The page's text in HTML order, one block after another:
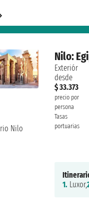
Nilo:
Exteriór
desde
$ 33.373
precio por
persona
Tasas
portuarias
1. Luxor,